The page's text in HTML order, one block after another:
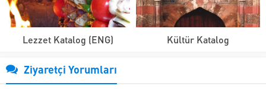
Lezzet Katalog (ENG) Kültür Katalog
Ziyaretçi Yorumları